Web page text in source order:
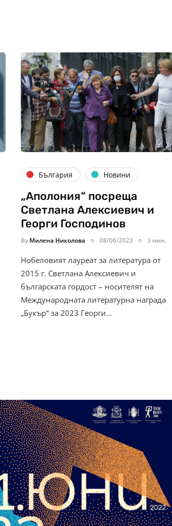
България Новини
„Аполония“ посреща
Светлана Алексиевич и
Георги Господинов
By Милена Николова 08/06/2023 3 мин.
Нобеловият лауреат за литература от
2015 г. Светлана Алексиевич и
българската гордост – носителят на
Международната литературна награда
„Букър“ за 2023 Георги…